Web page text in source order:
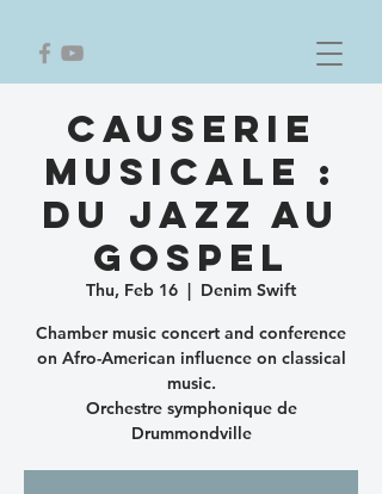
Causerie
musicale :
Du jazz au
gospel
Thu, Feb 16
  |
Denim Swift
Chamber music concert and conference
on Afro-American influence on classical
music.
Orchestre symphonique de
Drummondville